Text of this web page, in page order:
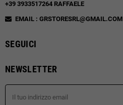
+39 3933517264 RAFFAELE
EMAIL : GRSTORESRL@GMAIL.COM
SEGUICI
NEWSLETTER